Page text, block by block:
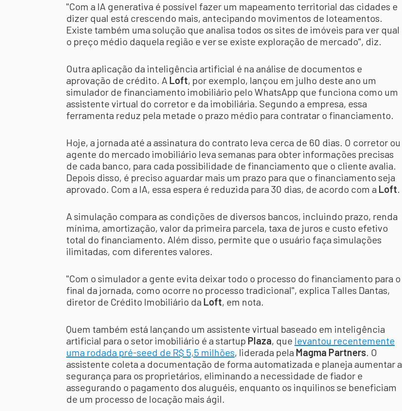
"Com a IA generativa é possível fazer um mapeamento territorial das cidades e
dizer qual está crescendo mais, antecipando movimentos de loteamentos.
Existe também uma solução que analisa todos os sites de imóveis para ver qual
o preço médio daquela região e ver se existe exploração de mercado", diz.
Outra aplicação da inteligência artificial é na análise de documentos e
aprovação de crédito. A Loft, por exemplo, lançou em julho deste ano um
simulador de financiamento imobiliário pelo WhatsApp que funciona como um
assistente virtual do corretor e da imobiliária. Segundo a empresa, essa
ferramenta reduz pela metade o prazo médio para contratar o financiamento.
Hoje, a jornada até a assinatura do contrato leva cerca de 60 dias. O corretor ou
agente do mercado imobiliário leva semanas para obter informações precisas
de cada banco, para cada possibilidade de financiamento que o cliente avalia.
Depois disso, é preciso aguardar mais um prazo para que o financiamento seja
aprovado. Com a IA, essa espera é reduzida para 30 dias, de acordo com a Loft.
A simulação compara as condições de diversos bancos, incluindo prazo, renda
mínima, amortização, valor da primeira parcela, taxa de juros e custo efetivo
total do financiamento. Além disso, permite que o usuário faça simulações
ilimitadas, com diferentes valores.
"Com o simulador a gente evita deixar todo o processo do financiamento para o
final da jornada, como ocorre no processo tradicional", explica Talles Dantas,
diretor de Crédito Imobiliário da Loft, em nota.
Quem também está lançando um assistente virtual baseado em inteligência
artificial para o setor imobiliário é a startup Plaza, que levantou recentemente
uma rodada pré-seed de R$ 5,5 milhões, liderada pela Magma Partners. O
assistente coleta a documentação de forma automatizada e planeja aumentar a
segurança para os proprietários, eliminando a necessidade de fiador e
assegurando o pagamento dos aluguéis, enquanto os inquilinos se beneficiam
de um processo de locação mais ágil.